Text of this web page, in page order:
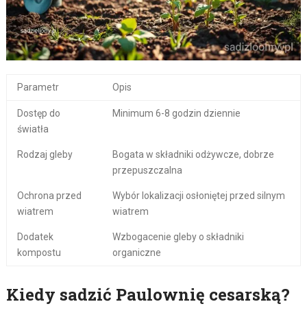
Parametr Opis
Dostęp do
światła
Minimum 6-8 godzin dziennie
Rodzaj gleby
Bogata w składniki odżywcze, dobrze
przepuszczalna
Ochrona przed
wiatrem
Wybór lokalizacji osłoniętej przed silnym
wiatrem
Dodatek
kompostu
Wzbogacenie gleby o składniki
organiczne
Kiedy sadzić Paulownię cesarską?